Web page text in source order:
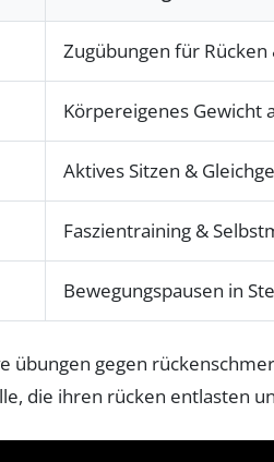
Zugübungen für Rücken
Körpereigenes Gewicht
Aktives Sitzen &
Faszientraining &
Bewegungspausen in